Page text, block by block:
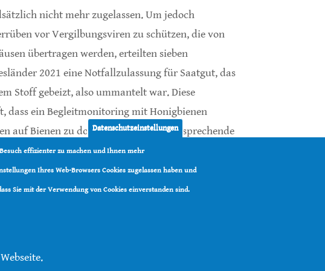
nicht mehr zugelassen. Um jedoch
vor Vergilbungsviren zu schützen, die von
übertragen werden, erteilten sieben
2021 eine Notfallzulassung für Saatgut, das
Stoff gebeizt, also ummantelt war. Diese
dass ein Begleitmonitoring mit Honigbienen
auf Bienen zu dokumentieren. Die entsprechende
publiziert worden.
Datenschutzeinstellungen
effizienter zu machen und Ihnen mehr
Ihres Web-Browsers Cookies zugelassen haben und
Sie mit der Verwendung von Cookies einverstanden sind.